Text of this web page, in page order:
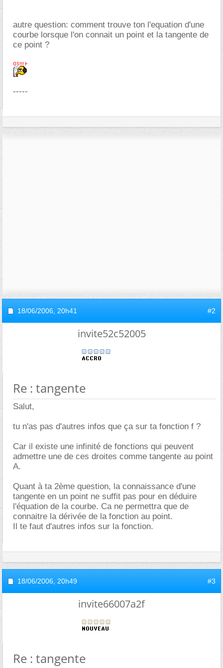
autre question: comment trouve ton l'equation d'une
courbe lorsque l'on connait un point et la tangente de
ce point ?
-----
18/06/2006, 20h41 #2
invite52c52005
Re : tangente
Salut,
tu n'as pas d'autres infos que ça sur ta fonction f ?
Car il existe une infinité de fonctions qui peuvent
admettre une de ces droites comme tangente au point
A.
Quant à ta 2ème question, la connaissance d'une
tangente en un point ne suffit pas pour en déduire
l'équation de la courbe. Ca ne permettra que de
connaitre la dérivée de la fonction au point.
Il te faut d'autres infos sur la fonction.
18/06/2006, 20h49 #3
invite66007a2f
Re : tangente